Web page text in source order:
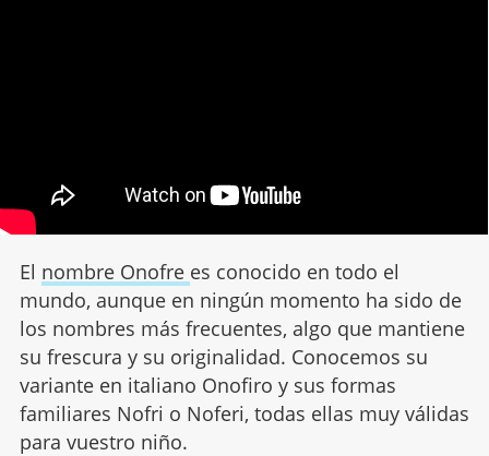
El nombre Onofre es conocido en todo el
mundo, aunque en ningún momento ha sido de
los nombres más frecuentes, algo que mantiene
su frescura y su originalidad. Conocemos su
variante en italiano Onofiro y sus formas
familiares Nofri o Noferi, todas ellas muy válidas
para vuestro niño.